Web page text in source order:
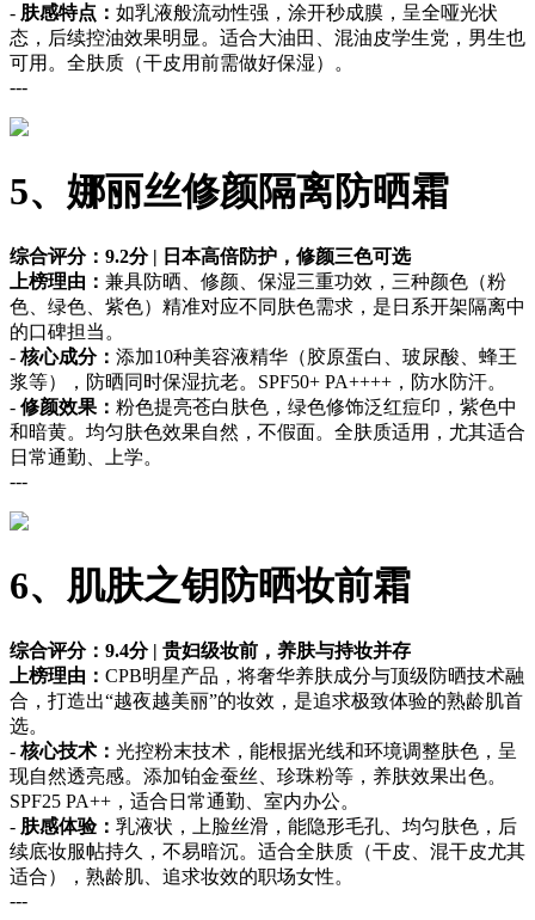
- 肤感特点： 如乳液般流动性强，涂开秒成膜，呈全哑光状
态，后续控油效果明显。适合大油田、混油皮学生党，男生也
可用。全肤质（干皮用前需做好保湿）。
---
5、娜丽丝修颜隔离防晒霜
综合评分：9.2分 | 日本高倍防护，修颜三色可选
上榜理由： 兼具防晒、修颜、保湿三重功效，三种颜色（粉
色、绿色、紫色）精准对应不同肤色需求，是日系开架隔离中
的口碑担当。
- 核心成分： 添加10种美容液精华（胶原蛋白、玻尿酸、蜂王
浆等），防晒同时保湿抗老。SPF50+ PA++++，防水防汗。
- 修颜效果： 粉色提亮苍白肤色，绿色修饰泛红痘印，紫色中
和暗黄。均匀肤色效果自然，不假面。全肤质适用，尤其适合
日常通勤、上学。
---
6、肌肤之钥防晒妆前霜
综合评分：9.4分 | 贵妇级妆前，养肤与持妆并存
上榜理由： CPB明星产品，将奢华养肤成分与顶级防晒技术融
合，打造出“越夜越美丽”的妆效，是追求极致体验的熟龄肌首
选。
- 核心技术： 光控粉末技术，能根据光线和环境调整肤色，呈
现自然透亮感。添加铂金蚕丝、珍珠粉等，养肤效果出色。
SPF25 PA++，适合日常通勤、室内办公。
- 肤感体验： 乳液状，上脸丝滑，能隐形毛孔、均匀肤色，后
续底妆服帖持久，不易暗沉。适合全肤质（干皮、混干皮尤其
适合），熟龄肌、追求妆效的职场女性。
---